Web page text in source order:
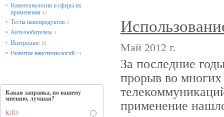
* Нанотехнологии и сферы их
применения 42
* Тесты нанопродуктов 3
* Автолюбителям 3
* Интересное 10
* Развитие нанотехнологий 24
Какая заправка, по вашему
мнению, лучшая?
КЛО
Май 2012 г.
За последние
прорыв во
применение